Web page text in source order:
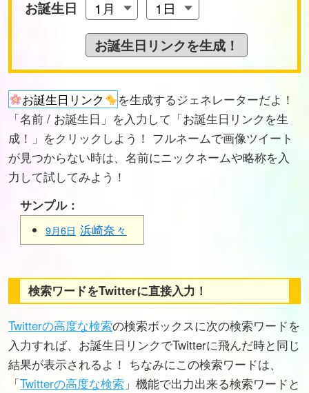
お誕生日
お誕生日リンク
を生成するジェネレーターだよ！
「名前 / お誕生日」を入力して「お誕生日リンクを生
成！」をクリックしよう！ フルネームで画像ツイート
が見つからない時は、名前にニックネームや略称を入
力して試してみよう！
サンプル：
9月6日 浜崎奈々
検索ワードをTwitterに直接入力！
Twitterの高度な検索の検索ボックスに次の検索ワードを
入力すれば、お誕生日リンクでTwitterに飛んだ時と同じ
結果が表示されるよ！ ちなみにこの検索ワードは、
「Twitterの高度な検索 」機能で出力出来る検索ワードと